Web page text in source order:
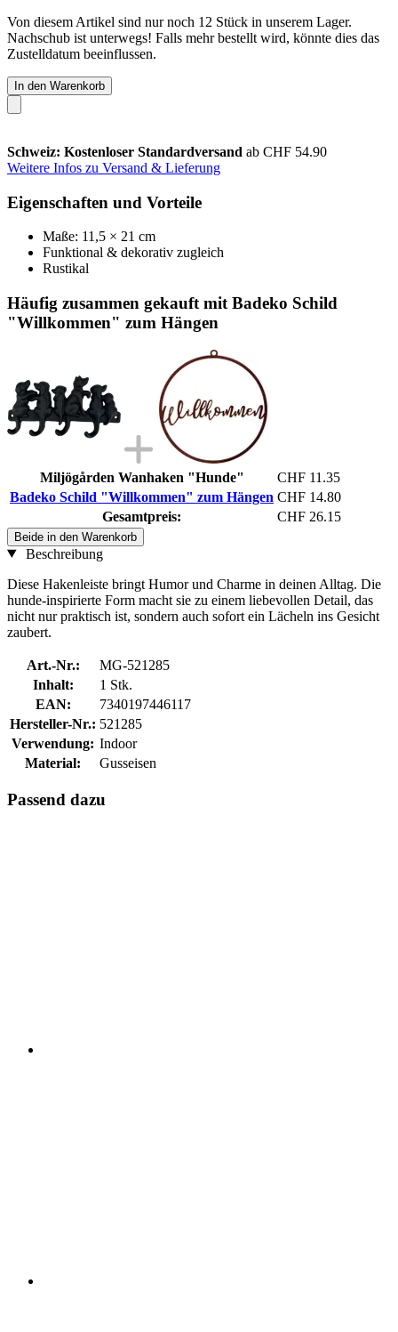
Von diesem Artikel sind nur noch 12 Stück in unserem Lager.
Nachschub ist unterwegs! Falls mehr bestellt wird, könnte dies das
Zustelldatum beeinflussen.
In den Warenkorb
Schweiz: Kostenloser Standardversand ab CHF 54.90
Weitere Infos zu Versand & Lieferung
Eigenschaften und Vorteile
Maße: 11,5 × 21 cm
Funktional & dekorativ zugleich
Rustikal
Häufig zusammen gekauft mit Badeko Schild
"Willkommen" zum Hängen
Miljögården Wanhaken "Hunde"
CHF 11.35
Badeko Schild "Willkommen" zum Hängen CHF 14.80
Gesamtpreis:
CHF 26.15
Beide in den Warenkorb
Beschreibung
Diese Hakenleiste bringt Humor und Charme in deinen Alltag. Die
hunde-inspirierte Form macht sie zu einem liebevollen Detail, das
nicht nur praktisch ist, sondern auch sofort ein Lächeln ins Gesicht
zaubert.
Art.-Nr.:
MG-521285
Inhalt:
1 Stk.
EAN:
7340197446117
Hersteller-Nr.: 521285
Verwendung: Indoor
Material:
Gusseisen
Passend dazu